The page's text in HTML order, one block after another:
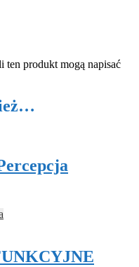
produkt mogą napisać